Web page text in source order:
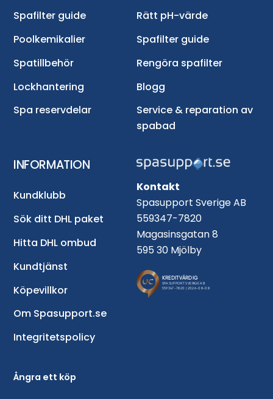
Spafilter guide
Poolkemikalier
Spatillbehör
Lockhantering
Spa reservdelar
Rätt pH-värde
Spafilter guide
Rengöra spafilter
Blogg
Service & reparation av
spabad
INFORMATION
Kundklubb
Sök ditt DHL paket
Hitta DHL ombud
Kundtjänst
Köpevillkor
Om Spasupport.se
Integritetspolicy
Ångra ett köp
Kontakt
Spasupport Sverige AB
559347-7820
Magasinsgatan 8
595 30 Mjölby